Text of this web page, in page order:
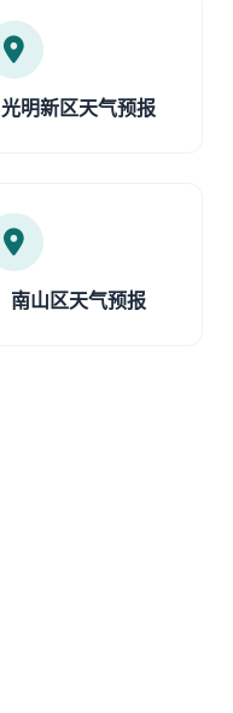
光明新区天气预报
南山区天气预报